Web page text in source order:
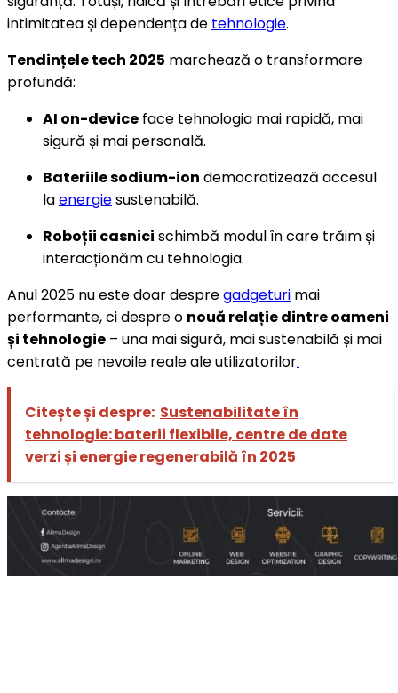
intimitatea și dependența de tehnologie.
Tendințele tech 2025 marchează o transformare
profundă:
AI on-device face tehnologia mai rapidă, mai
sigură și mai personală.
Bateriile sodium-ion democratizează accesul
laenergiesustenabilă.
Roboții casnici schimbă modul în care trăim și
interacționăm cu tehnologia.
Anul 2025 nu este doar despregadgeturi mai
performante, ci despre o nouă relație dintre oameni
și tehnologie – una mai sigură, mai sustenabilă și mai
centrată pe nevoile reale ale utilizatorilor.
Citește și despre: Sustenabilitate în
tehnologie: baterii flexibile, centre de date
verzi și energie regenerabilă în 2025